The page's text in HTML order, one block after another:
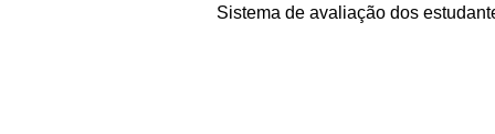
Sistema de avaliação dos